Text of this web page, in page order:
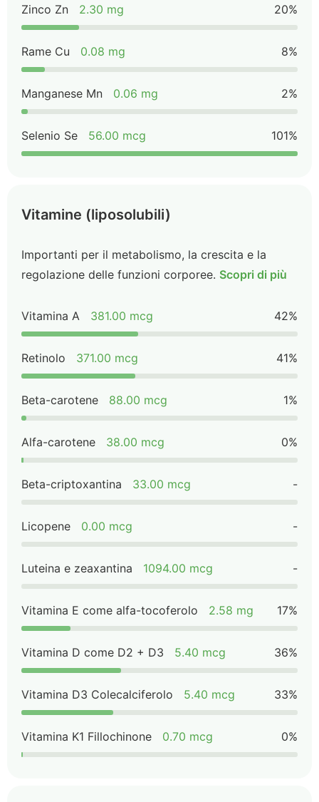
Zinco Zn 2.30 mg 20%
Rame Cu 0.08 mg 8%
Manganese Mn 0.06 mg 2%
Selenio Se 56.00 mcg 101%
Vitamine (liposolubili)
Importanti per il metabolismo, la crescita e la
regolazione delle funzioni corporee. Scopri di più
Vitamina A 381.00 mcg 42%
Retinolo 371.00 mcg 41%
Beta-carotene 88.00 mcg 1%
Alfa-carotene 38.00 mcg 0%
Beta-criptoxantina 33.00 mcg -
Licopene 0.00 mcg -
Luteina e zeaxantina 1094.00 mcg -
Vitamina E come alfa-tocoferolo 2.58 mg 17%
Vitamina D come D2 + D3 5.40 mcg 36%
Vitamina D3 Colecalciferolo 5.40 mcg 33%
Vitamina K1 Fillochinone 0.70 mcg 0%